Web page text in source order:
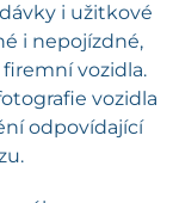
i užitkové
i nepojízdné,
vozidla.
vozidla
odpovídající